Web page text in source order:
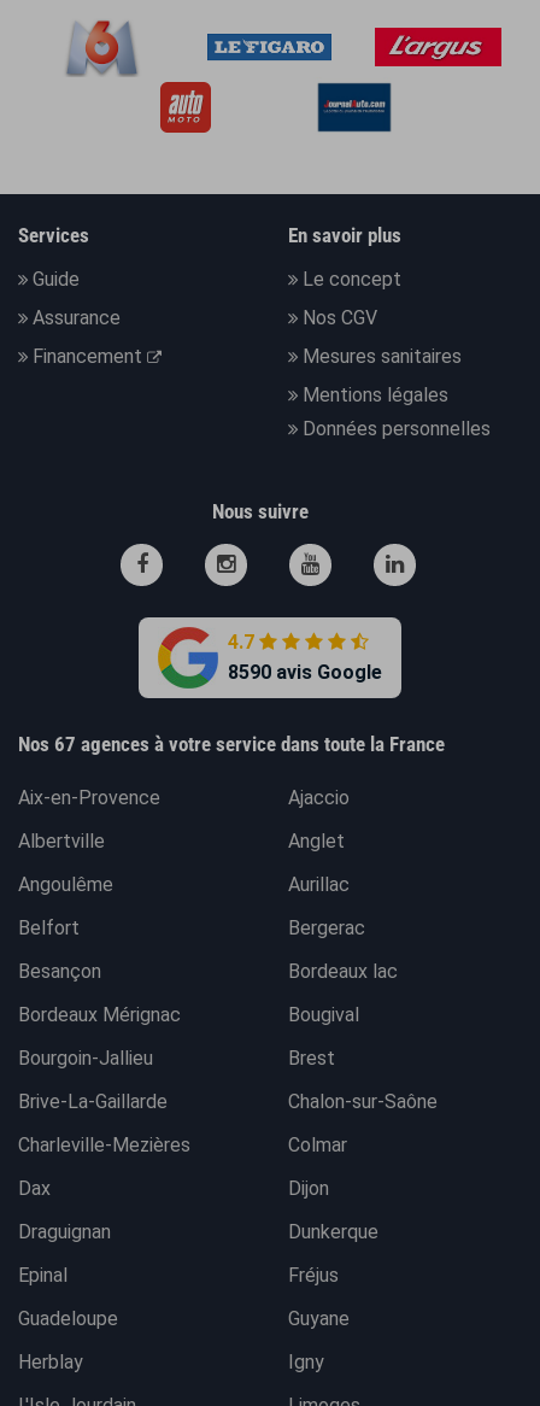
Services
Guide
Assurance
Financement
En savoir plus
Le concept
Nos CGV
Mesures sanitaires
Mentions légales
Données personnelles
Nous suivre
4.7
8590 avis Google
Nos 67 agences à votre service dans toute la France
Aix-en-Provence
Ajaccio
Albertville
Anglet
Angoulême
Aurillac
Belfort
Bergerac
Besançon
Bordeaux lac
Bordeaux Mérignac
Bougival
Bourgoin-Jallieu
Brest
Brive-La-Gaillarde
Chalon-sur-Saône
Charleville-Mezières
Colmar
Dax
Dijon
Draguignan
Dunkerque
Epinal
Fréjus
Guadeloupe
Guyane
Herblay
Igny